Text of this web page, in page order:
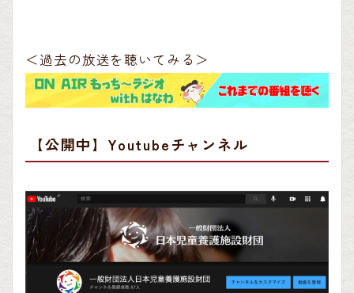
＜過去の放送を聴いてみる＞
【公開中】Youtubeチャンネル